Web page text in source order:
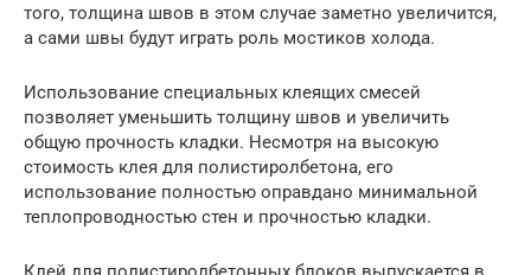
того, толщина швов в этом случае заметно увеличится,
а сами швы будут играть роль мостиков холода.
Использование специальных клеящих смесей
позволяет уменьшить толщину швов и увеличить
общую прочность кладки. Несмотря на высокую
стоимость клея для полистиролбетона, его
использование полностью оправдано минимальной
теплопроводностью стен и прочностью кладки.